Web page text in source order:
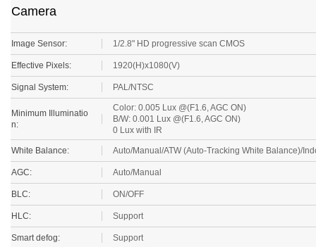
Camera
Image Sensor: 1/2.8" HD progressive scan CMOS
Effective Pixels: 1920(H)x1080(V)
Signal System: PAL/NTSC
Minimum Illuminatio
n:
Color: 0.005 Lux @(F1.6, AGC ON)
B/W: 0.001 Lux @(F1.6, AGC ON)
0 Lux with IR
White Balance: Auto/Manual/ATW (Auto-Tracking White Balance)/
AGC: Auto/Manual
BLC: ON/OFF
HLC: Support
Smart defog: Support